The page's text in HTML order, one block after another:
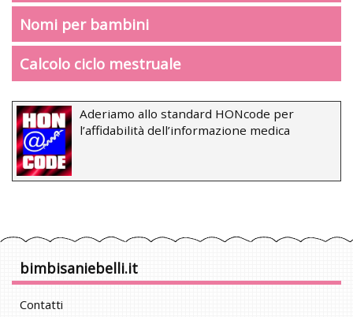
Nomi per bambini
Calcolo ciclo mestruale
Aderiamo allo standard HONcode per
l’affidabilità dell’informazione medica
bimbisaniebelli.it
Contatti